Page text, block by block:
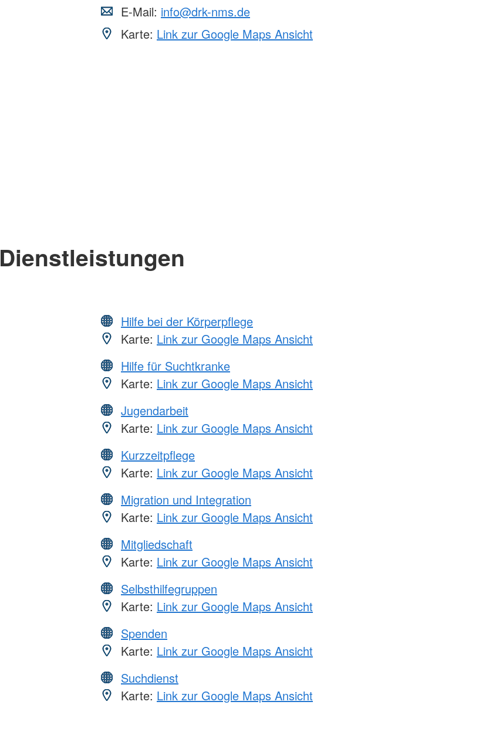
E-Mail: info@drk-nms.de
Karte: Link zur Google Maps Ansicht
Dienstleistungen
Hilfe bei der Körperpflege
Karte: Link zur Google Maps Ansicht
Hilfe für Suchtkranke
Karte: Link zur Google Maps Ansicht
Jugendarbeit
Karte: Link zur Google Maps Ansicht
Kurzzeitpflege
Karte: Link zur Google Maps Ansicht
Migration und Integration
Karte: Link zur Google Maps Ansicht
Mitgliedschaft
Karte: Link zur Google Maps Ansicht
Selbsthilfegruppen
Karte: Link zur Google Maps Ansicht
Spenden
Karte: Link zur Google Maps Ansicht
Suchdienst
Karte: Link zur Google Maps Ansicht